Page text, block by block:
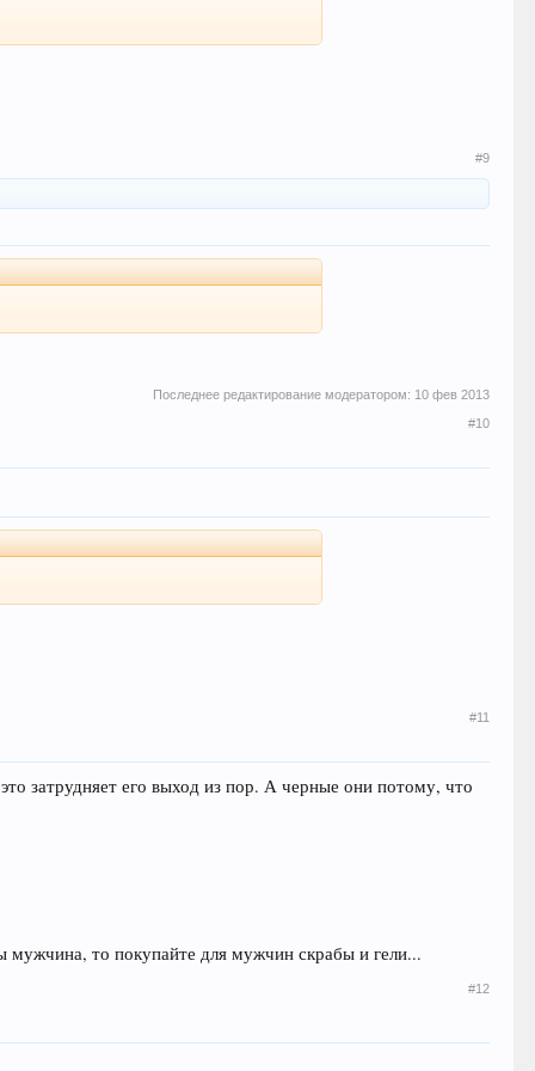
#9
Последнее редактирование модератором: 10 фев 2013
#10
#11
затрудняет его выход из пор. А черные они потому, что
мужчина, то покупайте для мужчин скрабы и гели...
#12